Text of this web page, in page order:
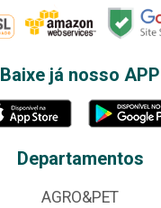
Baixe já nosso APP
Departamentos
AGRO&PET